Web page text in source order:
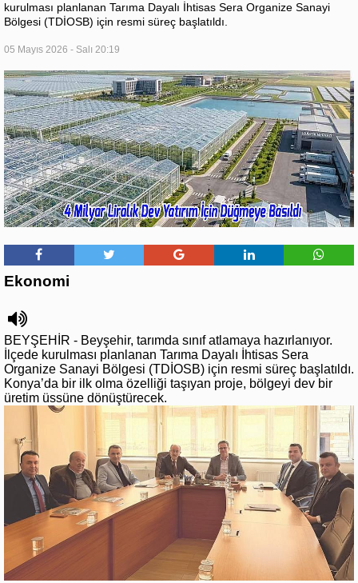
kurulması planlanan Tarıma Dayalı İhtisas Sera Organize Sanayi
Bölgesi (TDİOSB) için resmi süreç başlatıldı.
05 Mayıs 2026 - Salı 20:19
Ekonomi
BEYŞEHİR - Beyşehir, tarımda sınıf atlamaya hazırlanıyor.
İlçede kurulması planlanan Tarıma Dayalı İhtisas Sera
Organize Sanayi Bölgesi (TDİOSB) için resmi süreç başlatıldı.
Konya’da bir ilk olma özelliği taşıyan proje, bölgeyi dev bir
üretim üssüne dönüştürecek.